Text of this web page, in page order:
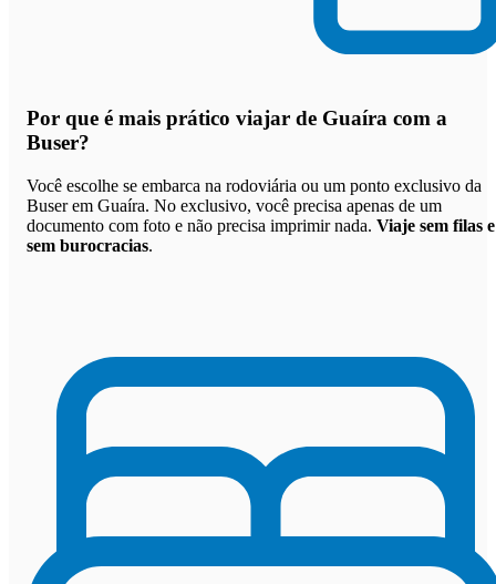
Por que é mais prático viajar de Guaíra com a
Buser?
Você escolhe se embarca na rodoviária ou um ponto exclusivo da
Buser em Guaíra. No exclusivo, você precisa apenas de um
documento com foto e não precisa imprimir nada. Viaje sem filas e
sem burocracias.